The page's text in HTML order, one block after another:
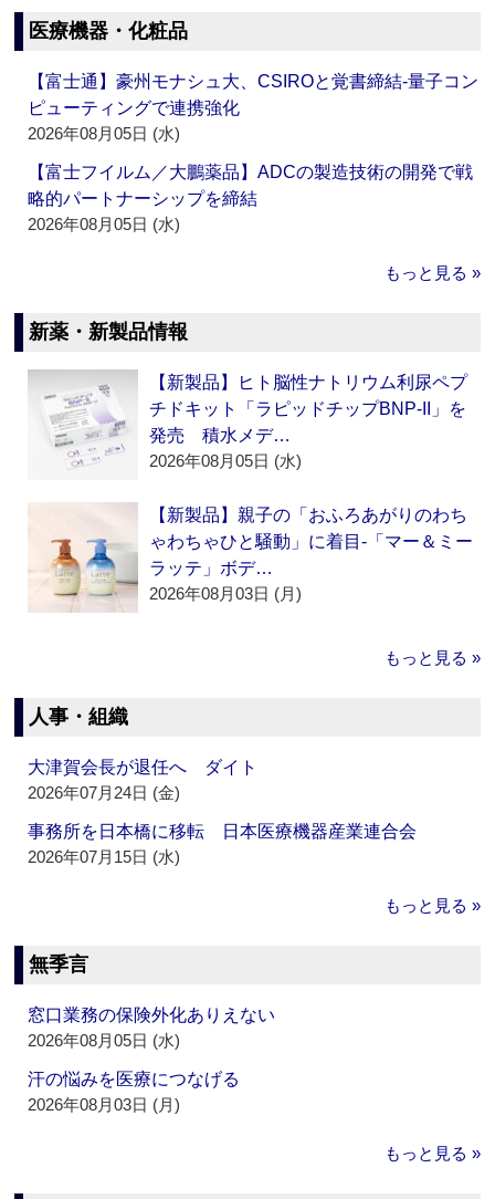
医療機器・化粧品
【富士通】豪州モナシュ大、CSIROと覚書締結‐量子コン
ピューティングで連携強化
2026年08月05日 (水)
【富士フイルム／大鵬薬品】ADCの製造技術の開発で戦
略的パートナーシップを締結
2026年08月05日 (水)
もっと見る »
新薬・新製品情報
【新製品】ヒト脳性ナトリウム利尿ペプ
チドキット「ラピッドチップBNP-II」を
発売 積水メデ…
2026年08月05日 (水)
【新製品】親子の「おふろあがりのわち
ゃわちゃひと騒動」に着目‐「マー＆ミー
ラッテ」ボデ…
2026年08月03日 (月)
もっと見る »
人事・組織
大津賀会長が退任へ ダイト
2026年07月24日 (金)
事務所を日本橋に移転 日本医療機器産業連合会
2026年07月15日 (水)
もっと見る »
無季言
窓口業務の保険外化ありえない
2026年08月05日 (水)
汗の悩みを医療につなげる
2026年08月03日 (月)
もっと見る »